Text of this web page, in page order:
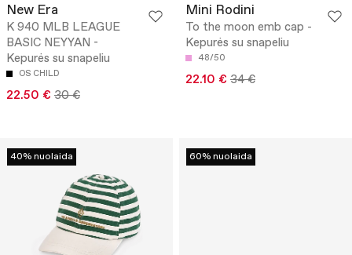
New Era
K 940 MLB LEAGUE
BASIC NEYYAN -
Kepurės su snapeliu
OS CHILD
22.50 € 30 €
Mini Rodini
To the moon emb cap -
Kepurės su snapeliu
48/50
22.10 € 34 €
40% nuolaida 60% nuolaida